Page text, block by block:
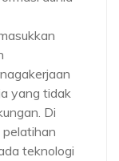
yang tidak
Di
teknologi